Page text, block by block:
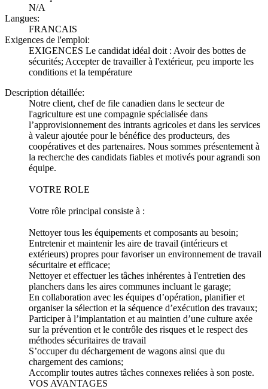
N/A
Langues:
FRANCAIS
Exigences de l'emploi:
EXIGENCES Le candidat idéal doit : Avoir des bottes de
sécurités; Accepter de travailler à l'extérieur, peu importe les
conditions et la température
Description détaillée:
Notre client, chef de file canadien dans le secteur de
l'agriculture est une compagnie spécialisée dans
l’approvisionnement des intrants agricoles et dans les services
à valeur ajoutée pour le bénéfice des producteurs, des
coopératives et des partenaires. Nous sommes présentement à
la recherche des candidats fiables et motivés pour agrandi son
équipe.
VOTRE ROLE
Votre rôle principal consiste à :
Nettoyer tous les équipements et composants au besoin;
Entretenir et maintenir les aire de travail (intérieurs et
extérieurs) propres pour favoriser un environnement de travail
sécuritaire et efficace;
Nettoyer et effectuer les tâches inhérentes à l'entretien des
planchers dans les aires communes incluant le garage;
En collaboration avec les équipes d’opération, planifier et
organiser la sélection et la séquence d’exécution des travaux;
Participer à l’implantation et au maintien d’une culture axée
sur la prévention et le contrôle des risques et le respect des
méthodes sécuritaires de travail
S’occuper du déchargement de wagons ainsi que du
chargement des camions;
Accomplir toutes autres tâches connexes reliées à son poste.
VOS AVANTAGES